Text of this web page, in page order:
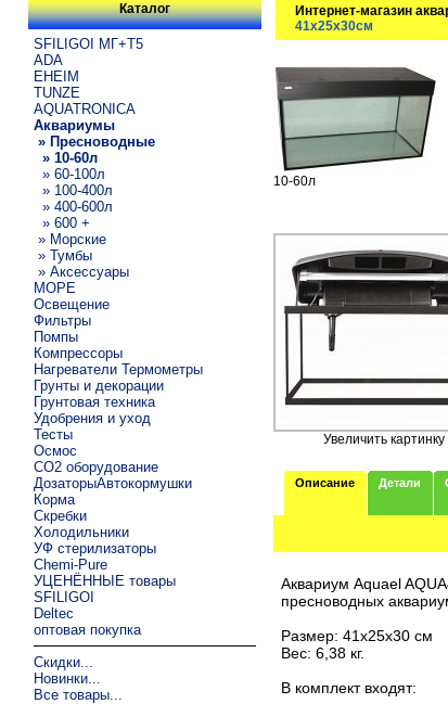
Каталог
SFILIGOI МГ+Т5
ADA
EHEIM
TUNZE
AQUATRONICA
Аквариумы
» Пресноводные
» 10-60л
» 60-100л
» 100-400л
» 400-600л
» 600 +
» Морские
» Тумбы
» Аксессуары
МОРЕ
Освещение
Фильтры
Помпы
Компрессоры
Нагреватели Термометры
Грунты и декорации
Грунтовая техника
Удобрения и уход
Тесты
Осмос
CO2 оборудование
ДозаторыАвтокормушки
Корма
Скребки
Холодильники
УФ стерилизаторы
Chemi-Pure
УЦЕНЁННЫЕ товары
SFILIGOI
Deltec
оптовая покупка
Скидки...
Новинки...
Все товары...
Интернет-магазин
41х25х30см
10-60л
Увеличить картинку
Описание Детали
Аквариум Aquael
пресноводных
Размер: 41х25х30 см
Вес: 6,38 кг.
В комплект входят: